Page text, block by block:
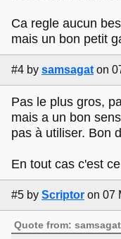
Ca regle aucun
mais un bon petit
#4 by samsagat on
Pas le plus gros,
mais a un bon
pas à utiliser. Bon
En tout cas c'est
#5 by Scriptor on 07
Quote from: